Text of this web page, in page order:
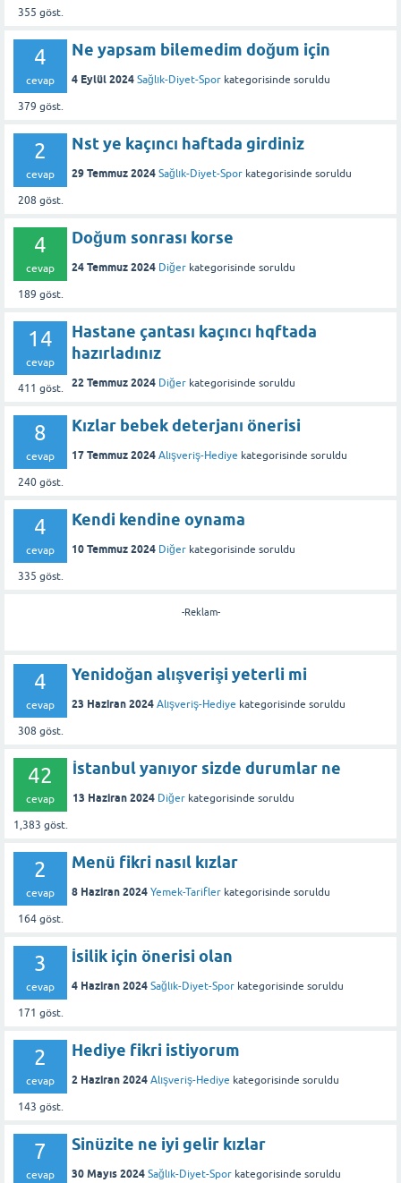
355 göst.
4
cevap
379 göst.
Ne yapsam bilemedim doğum için
4 Eylül 2024 Sağlık-Diyet-Spor kategorisinde soruldu
2
cevap
208 göst.
Nst ye kaçıncı haftada girdiniz
29 Temmuz 2024 Sağlık-Diyet-Spor kategorisinde soruldu
4
cevap
189 göst.
Doğum sonrası korse
24 Temmuz 2024 Diğer kategorisinde soruldu
14
cevap
411 göst.
Hastane çantası kaçıncı hqftada
hazırladınız
22 Temmuz 2024 Diğer kategorisinde soruldu
8
cevap
240göst.
Kızlar bebek deterjanı önerisi
17 Temmuz 2024 Alışveriş-Hediye kategorisinde soruldu
4
cevap
335 göst.
Kendi kendine oynama
10 Temmuz 2024 Diğer kategorisinde soruldu
-Reklam-
4
cevap
308 göst.
Yenidoğan alışverişi yeterli mi
23 Haziran 2024 Alışveriş-Hediye kategorisinde soruldu
42
cevap
1,383 göst.
İstanbul yanıyor sizde durumlar ne
13 Haziran 2024 Diğer kategorisinde soruldu
2
cevap
164göst.
Menü fikri nasıl kızlar
8 Haziran 2024 Yemek-Tarifler kategorisinde soruldu
3
cevap
171 göst.
İsilik için önerisi olan
4 Haziran 2024 Sağlık-Diyet-Spor kategorisinde soruldu
2
cevap
143 göst.
Hediye fikri istiyorum
2 Haziran 2024 Alışveriş-Hediye kategorisinde soruldu
7
cevap
Sinüzite ne iyi gelir kızlar
30 Mayıs 2024 Sağlık-Diyet-Spor kategorisinde soruldu